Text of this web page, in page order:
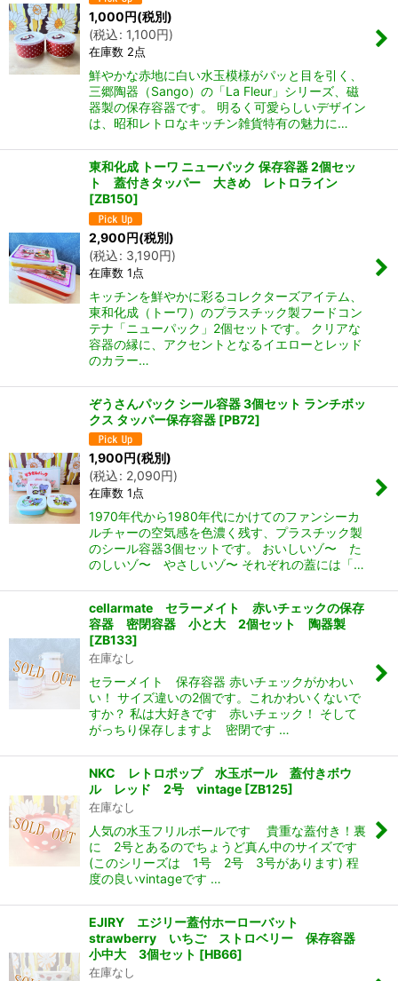
1,000円(税別)
(税込: 1,100円)
在庫数 2点
鮮やかな赤地に白い水玉模様がパッと目を引く、
三郷陶器（Sango）の「La Fleur」シリーズ、磁
器製の保存容器です。 明るく可愛らしいデザイン
は、昭和レトロなキッチン雑貨特有の魅力に…
東和化成 トーワ ニューパック 保存容器 2個セッ
ト 蓋付きタッパー 大きめ レトロライン
[ZB150]
2,900円(税別)
(税込: 3,190円)
在庫数 1点
キッチンを鮮やかに彩るコレクターズアイテム、
東和化成（トーワ）のプラスチック製フードコン
テナ「ニューパック」2個セットです。 クリアな
容器の縁に、アクセントとなるイエローとレッド
のカラー…
ぞうさんパック シール容器 3個セット ランチボッ
クス タッパー保存容器 [PB72]
1,900円(税別)
(税込: 2,090円)
在庫数 1点
1970年代から1980年代にかけてのファンシーカ
ルチャーの空気感を色濃く残す、プラスチック製
のシール容器3個セットです。 おいしいゾ〜 た
のしいゾ〜 やさしいゾ〜 それぞれの蓋には「…
cellarmate セラーメイト 赤いチェックの保存
容器 密閉容器 小と大 2個セット 陶器製
[ZB133]
在庫なし
セラーメイト 保存容器 赤いチェックがかわい
い！ サイズ違いの2個です。これかわいくないで
すか？ 私は大好きです 赤いチェック！ そして
がっちり保存しますよ 密閉です …
NKC レトロポップ 水玉ボール 蓋付きボウ
ル レッド 2号 vintage [ZB125]
在庫なし
人気の水玉フリルボールです 貴重な蓋付き！裏
に 2号とあるのでちょうど真ん中のサイズです
(このシリーズは 1号 2号 3号があります) 程
度の良いvintageです …
EJIRY エジリー蓋付ホーローバット
strawberry いちご ストロベリー 保存容器
小中大 3個セット [HB66]
在庫なし